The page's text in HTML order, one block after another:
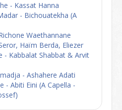
- Kassat Hanna
- Bichouatekha (A
Waethannane
Haïm Berda, Eliezer
- Kabbalat Shabbat & Arvit
- Ashahere Adati
- Abiti Eini (A Capella -